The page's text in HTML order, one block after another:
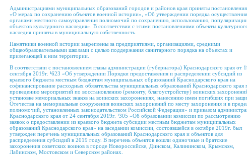
Администрациями муниципальных образований городов и районов края приняты
«О мерах по сохранению объектов военной истории», «Об утверждении порядка осуществления
органами местного самоуправления полномочий по сохранению, использованию,
объектов культурного наследия». В соответствии с этими постановлениями объекты
наследия приняты в муниципальную собственность.
Памятники военной истории закреплены за предприятиями, организациями, средними
общеобразовательными школами с целью поддержания санитарного порядка на объектах и
прилегающей к ним территории.
В соответствии с постановлением главы администрации (губернатора) Краснодарского края от
сентября 2019г. ¹623 «Об утверждении Порядки предоставления и распределении субсидий из
краевого бюджета местным бюджетам муниципальных образований Краснодарского края на
софинансирование расходных обязательства муниципальных образований Краснодарского края
проведению мероприятий по восстановлению (ремонту, благоустройству) воинских
установке мемориальных знаков на воинских захоронениях, нанесению имен погибших при
Отечества на мемориальные сооружения воинских захоронений по месту захоронения и в
полномочий, установленных законодательством Российской Федерации» и приказом
Краснодарского края от 24 сентября 2019г. ¹305 «Об образовании комиссии по рассмотрению
заявок о предоставлении из краевого бюджета субсидии местным бюджетам муниципальных
образований Краснодарского края» на заседании комиссии, состоявшейся в октябре 2019г. был
утвержден перечень муниципальных образований Краснодарского края и объектов для
распределения субсидий в 2019 году. В перечень объектов вошли одиночные и братские
захоронения советских воинов в городе Новороссийске, Динском, Калининском, Крымском,
Лабинском, Мостовском и Северском районах.